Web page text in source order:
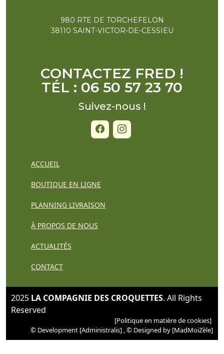
980 RTE DE TORCHEFELON
38110 SAINT-VICTOR-DE-CESSIEU
CONTACTEZ FRED !
TÉL : 06 50 57 23 70
Suivez-nous !
ACCUEIL
BOUTIQUE EN LIGNE
PLANNING LIVRAISON
À PROPOS DE NOUS
ACTUALITÉS
CONTACT
2025 LA COMPAGNIE DES CROQUETTES. All Rights
Reserved
[Politique en matière de cookies]
© Development [Administralis] , © Designed by [MadMoiZèle]